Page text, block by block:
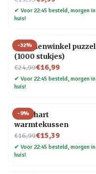
✔ Voor 22:45 besteld, morgen in
huis!
-32%
Bloemenwinkel puzzel
(1000 stukjes)
€24,99
Nu voor€16,99
✔ Voor 22:45 besteld, morgen in
huis!
-9%
Rood hart
warmtekussen
€16,99
Nu voor€15,39
✔ Voor 22:45 besteld, morgen in
huis!